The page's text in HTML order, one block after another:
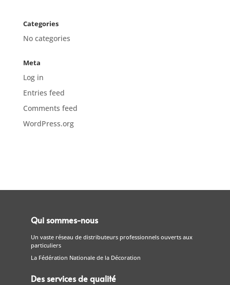
Categories
No categories
Meta
Log in
Entries feed
Comments feed
WordPress.org
Qui sommes-nous
Un vaste réseau de distributeurs professionnels ouverts aux
particuliers
La Fédération Nationale de la Décoration
Des services de qualité